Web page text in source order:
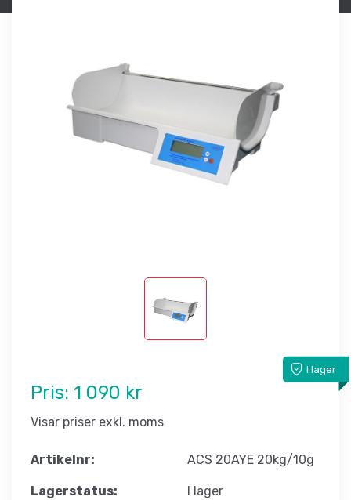
I lager
Pris: 1 090 kr
Visar priser exkl. moms
Artikelnr: ACS 20AYE 20kg/10g
Lagerstatus: I lager